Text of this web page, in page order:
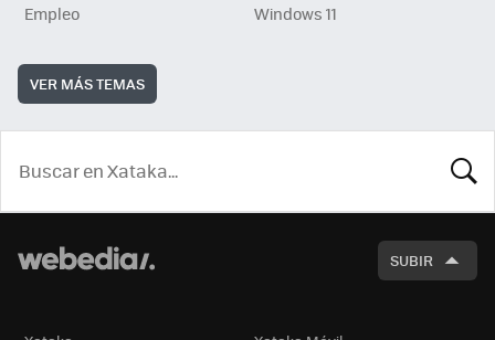
Empleo
Windows 11
VER MÁS TEMAS
SUBIR